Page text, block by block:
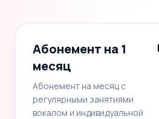
Абонемент на 1
месяц
Абонемент на месяц с
регулярными занятиями
вокалом и индивидуальной